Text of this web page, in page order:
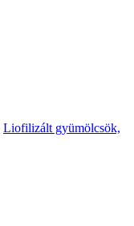
Liofilizált gyümölcsök,